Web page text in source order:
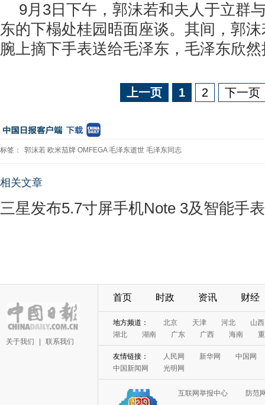
9月3日下午，郭沫若和夫人于立群
东的下榻处桂园晤面座谈。其间，郭
腕上摘下手表送给毛泽东，毛泽东欣
上一页 1 2 下一页
标签： 郭沫若 欧米茄牌 OMFEGA 毛泽东逝世 毛泽东同志
相关文章
三星发布5.7寸屏手机Note 3及智能手
关于我们 联系我们
首页 时政 资讯 财经
地方频道： 北京 天津 河北
山西
湖北
湖南 广东 广西 海南
友情链接： 人民网 新华网
中国网
中国新闻网
光明网
互联网举报中心 防范